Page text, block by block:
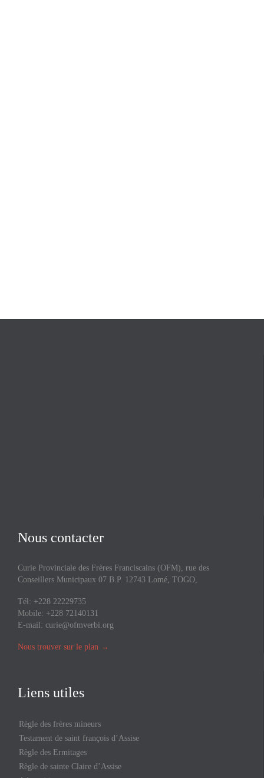
Nous contacter
Curie Provinciale des Frères Franciscains (OFM), rue des
Conseillers Municipaux 07 B.P. 12743 Lomé, TOGO,
Tél: +228 22229735
Mobile: +228 72140131
E-mail: curie@ofmverbi.org
Nous trouver sur le plan →
Liens utiles
Règle des frères mineurs
Testament de saint françois d’Assise
Règle des Ermitages
Règle de sainte Claire d’Assise